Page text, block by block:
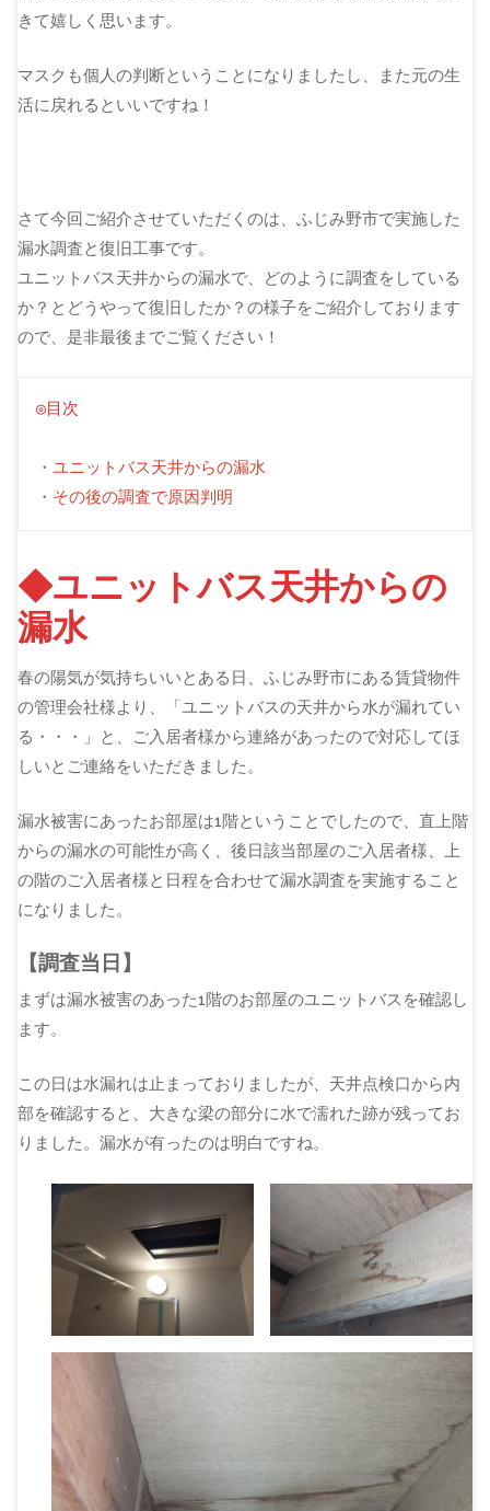
きて嬉しく思います。
マスクも個人の判断ということになりましたし、また元の生
活に戻れるといいですね！
さて今回ご紹介させていただくのは、ふじみ野市で実施した
漏水調査と復旧工事です。
ユニットバス天井からの漏水で、どのように調査をしている
か？とどうやって復旧したか？の様子をご紹介しております
ので、是非最後までご覧ください！
◎目次
・ ユニットバス天井からの漏水
・ その後の調査で原因判明
◆ユニットバス天井からの
漏水
春の陽気が気持ちいいとある日、ふじみ野市にある賃貸物件
の管理会社様より、「ユニットバスの天井から水が漏れてい
る・・・」と、ご入居者様から連絡があったので対応してほ
しいとご連絡をいただきました。
漏水被害にあったお部屋は1階ということでしたので、直上階
からの漏水の可能性が高く、後日該当部屋のご入居者様、上
の階のご入居者様と日程を合わせて漏水調査を実施すること
になりました。
【調査当日】
まずは漏水被害のあった1階のお部屋のユニットバスを確認し
ます。
この日は水漏れは止まっておりましたが、天井点検口から内
部を確認すると、大きな梁の部分に水で濡れた跡が残ってお
りました。漏水が有ったのは明白ですね。